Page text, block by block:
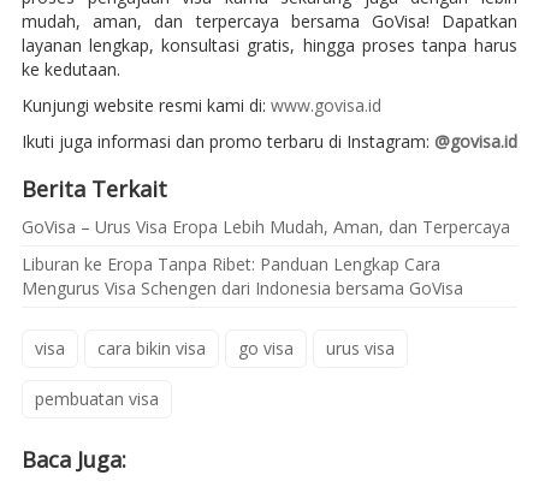
mudah, aman, dan terpercaya bersama GoVisa! Dapatkan
layanan lengkap, konsultasi gratis, hingga proses tanpa harus
ke kedutaan.
Kunjungi website resmi kami di: www.govisa.id
Ikuti juga informasi dan promo terbaru di Instagram: @govisa.id
Berita Terkait
GoVisa – Urus Visa Eropa Lebih Mudah, Aman, dan Terpercaya
Liburan ke Eropa Tanpa Ribet: Panduan Lengkap Cara
Mengurus Visa Schengen dari Indonesia bersama GoVisa
visa cara bikin visa go visa urus visa
pembuatan visa
Baca Juga: